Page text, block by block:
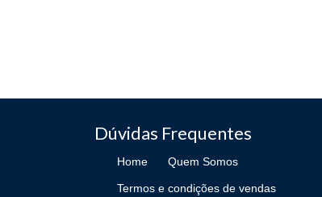
Dúvidas Frequentes
Home Quem Somos
Termos e condições de vendas